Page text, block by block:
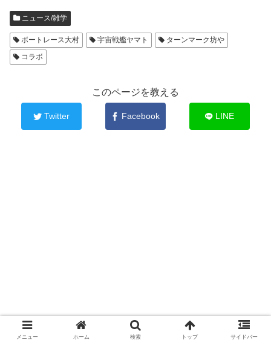
ニュース/雑学
ボートレース大村 宇宙戦艦ヤマト
ターンマーク坊や
コラボ
このページを教える
Twitter Facebook LINE
メニュー ホーム 検索 トップ サイドバー